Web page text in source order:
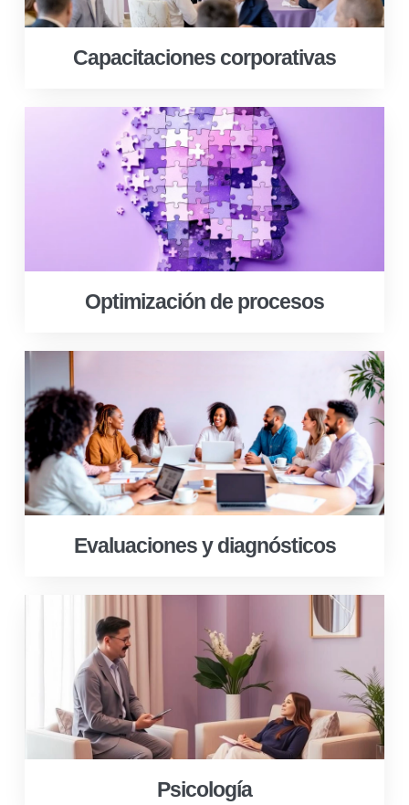
Capacitaciones corporativas
Optimización de procesos
Evaluaciones y diagnósticos
Psicología